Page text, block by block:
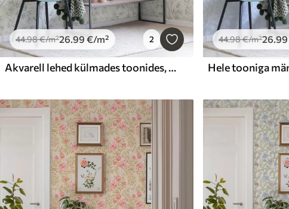
44.98€/m²26.99€/m² 2
Akvarell lehed külmades toonides, minimalistlik disain
44.98€/m²26.99